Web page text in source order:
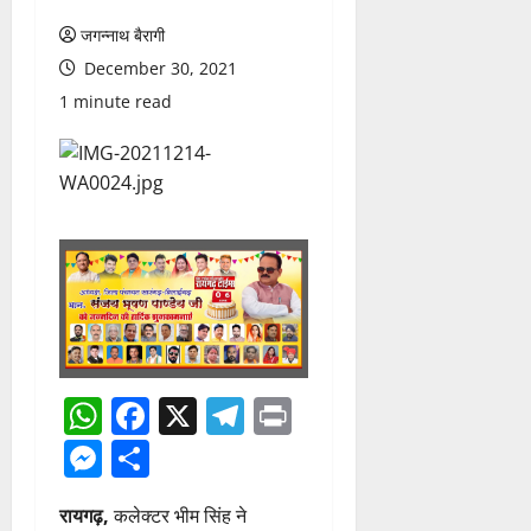
जगन्नाथ बैरागी
December 30, 2021
1 minute read
WhatsApp
Facebook
X Telegram
Messenger
रायगढ़,कलेक्टर भीम सिंह ने